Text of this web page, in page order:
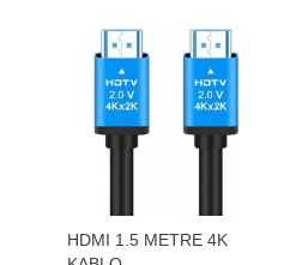
HDMI 1.5 METRE 4K